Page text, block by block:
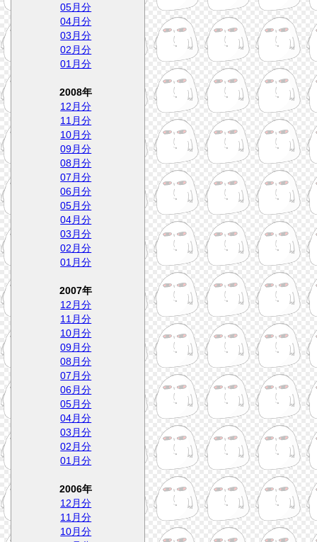
05月分
04月分
03月分
02月分
01月分
2008年
12月分
11月分
10月分
09月分
08月分
07月分
06月分
05月分
04月分
03月分
02月分
01月分
2007年
12月分
11月分
10月分
09月分
08月分
07月分
06月分
05月分
04月分
03月分
02月分
01月分
2006年
12月分
11月分
10月分